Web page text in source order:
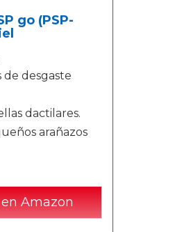
go (PSP-
de desgaste
dactilares.
arañazos
Amazon